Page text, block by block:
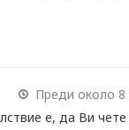
Преди около 8
е, да Ви чете